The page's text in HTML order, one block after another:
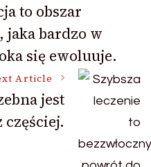
to obszar
jaka bardzo w
się ewoluuje.
Article
jest
częściej.